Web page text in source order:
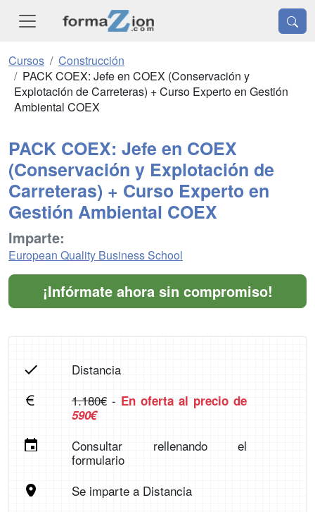
Cursos
Construcción
PACK COEX: Jefe en COEX (Conservación y
Explotación de Carreteras) + Curso Experto en Gestión
Ambiental COEX
PACK COEX: Jefe en COEX
(Conservación y Explotación de
Carreteras) + Curso Experto en
Gestión Ambiental COEX
Imparte:
European Quality Business School
¡Infórmate ahora sin compromiso!
Distancia
1.180€- En oferta al precio de
590€
Consultar rellenando el
formulario
Se imparte a Distancia